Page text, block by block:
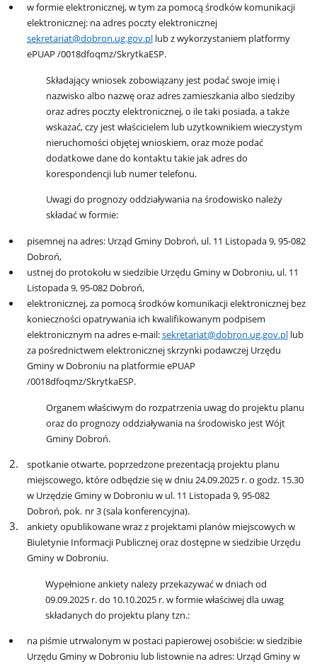
w formie elektronicznej, w tym za pomocą środków komunikacji
elektronicznej: na adres poczty elektronicznej
sekretariat@dobron.ug.gov.pllub z wykorzystaniem platformy
ePUAP /0018dfoqmz/SkrytkaESP.
Składający wniosek zobowiązany jest podać swoje imię i
nazwisko albo nazwę oraz adres zamieszkania albo siedziby
oraz adres poczty elektronicznej, o ile taki posiada, a także
wskazać, czy jest właścicielem lub użytkownikiem wieczystym
nieruchomości objętej wnioskiem, oraz może podać
dodatkowe dane do kontaktu takie jak adres do
korespondencji lub numer telefonu.
Uwagi do prognozy oddziaływania na środowisko należy
składać w formie:
pisemnej na adres: Urząd Gminy Dobroń, ul. 11 Listopada 9, 95-082
Dobroń,
ustnej do protokołu w siedzibie Urzędu Gminy w Dobroniu, ul. 11
Listopada 9, 95-082 Dobroń,
elektronicznej, za pomocą środków komunikacji elektronicznej bez
konieczności opatrywania ich kwalifikowanym podpisem
elektronicznym na adres e-mail:sekretariat@dobron.ug.gov.pllub
za pośrednictwem elektronicznej skrzynki podawczej Urzędu
Gminy w Dobroniu na platformie ePUAP
/0018dfoqmz/SkrytkaESP.
Organem właściwym do rozpatrzenia uwag do projektu planu
oraz do prognozy oddziaływania na środowisko jest Wójt
Gminy Dobroń.
spotkanie otwarte, poprzedzone prezentacją projektu planu
miejscowego, które odbędzie się w dniu 24.09.2025 r. o godz. 15.30
w Urzędzie Gminy w Dobroniu w ul. 11 Listopada 9, 95-082
Dobroń, pok. nr 3 (sala konferencyjna).
ankiety opublikowane wraz z projektami planów miejscowych w
Biuletynie Informacji Publicznej oraz dostępne w siedzibie Urzędu
Gminy w Dobroniu.
Wypełnione ankiety należy przekazywać w dniach od
09.09.2025 r. do 10.10.2025 r. w formie właściwej dla uwag
składanych do projektu plany tzn.:
na piśmie utrwalonym w postaci papierowej osobiście: w siedzibie
Urzędu Gminy w Dobroniu lub listownie na adres: Urząd Gminy w